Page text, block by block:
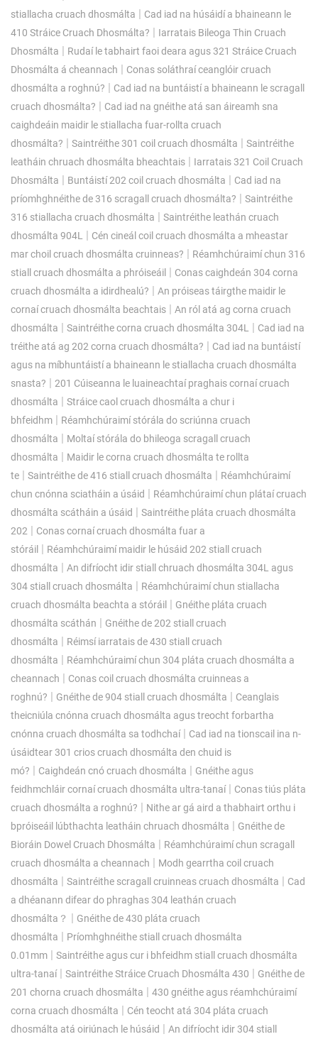
stiallacha cruach dhosmálta | Cad iad na húsáidí a bhaineann le
410 Stráice Cruach Dhosmálta? | Iarratais Bileoga Thin Cruach
Dhosmálta | Rudaí le tabhairt faoi deara agus 321 Stráice Cruach
Dhosmálta á cheannach | Conas soláthraí ceanglóir cruach
dhosmálta a roghnú? | Cad iad na buntáistí a bhaineann le scragall
cruach dhosmálta? | Cad iad na gnéithe atá san áireamh sna
caighdeáin maidir le stiallacha fuar-rollta cruach
dhosmálta? | Saintréithe 301 coil cruach dhosmálta | Saintréithe
leatháin chruach dhosmálta bheachtais | Iarratais 321 Coil Cruach
Dhosmálta | Buntáistí 202 coil cruach dhosmálta | Cad iad na
príomhghnéithe de 316 scragall cruach dhosmálta? | Saintréithe
316 stiallacha cruach dhosmálta | Saintréithe leathán cruach
dhosmálta 904L
| Cén cineál coil cruach dhosmálta a mheastar
mar choil cruach dhosmálta cruinneas? | Réamhchúraimí chun 316
stiall cruach dhosmálta a phróiseáil | Conas caighdeán 304 corna
cruach dhosmálta a idirdhealú? | An próiseas táirgthe maidir le
cornaí cruach dhosmálta beachtais | An ról atá ag corna cruach
dhosmálta | Saintréithe corna cruach dhosmálta 304L | Cad iad na
tréithe atá ag 202 corna cruach dhosmálta? | Cad iad na buntáistí
agus na míbhuntáistí a bhaineann le stiallacha cruach dhosmálta
snasta? | 201 Cúiseanna le luaineachtaí praghais cornaí cruach
dhosmálta | Stráice caol cruach dhosmálta a chur i
bhfeidhm | Réamhchúraimí stórála do scriúnna cruach
dhosmálta | Moltaí stórála do bhileoga scragall cruach
dhosmálta | Maidir le corna cruach dhosmálta te rollta
te | Saintréithe de 416 stiall cruach dhosmálta | Réamhchúraimí
chun cnónna sciatháin a úsáid | Réamhchúraimí chun plátaí cruach
dhosmálta scátháin a úsáid | Saintréithe pláta cruach dhosmálta
202 | Conas cornaí cruach dhosmálta fuar a
stóráil | Réamhchúraimí maidir le húsáid 202 stiall cruach
dhosmálta | An difríocht idir stiall chruach dhosmálta 304L agus
304 stiall cruach dhosmálta | Réamhchúraimí chun stiallacha
cruach dhosmálta beachta a stóráil | Gnéithe pláta cruach
dhosmálta scáthán | Gnéithe de 202 stiall cruach
dhosmálta | Réimsí iarratais de 430 stiall cruach
dhosmálta | Réamhchúraimí chun 304 pláta cruach dhosmálta a
cheannach | Conas coil cruach dhosmálta cruinneas a
roghnú? | Gnéithe de 904 stiall cruach dhosmálta | Ceanglais
theicniúla cnónna cruach dhosmálta agus treocht forbartha
cnónna cruach dhosmálta sa todhchaí| Cad iad na tionscail ina n-
úsáidtear 301 crios cruach dhosmálta den chuid is
mó? | Caighdeán cnó cruach dhosmálta | Gnéithe agus
feidhmchláir cornaí cruach dhosmálta ultra-tanaí| Conas tiús pláta
cruach dhosmálta a roghnú? | Nithe ​​ar gá aird a thabhairt orthu i
bpróiseáil lúbthachta leatháin chruach dhosmálta | Gnéithe de
Bioráin Dowel Cruach Dhosmálta | Réamhchúraimí chun scragall
cruach dhosmálta a cheannach | Modh gearrtha coil cruach
dhosmálta | Saintréithe scragall cruinneas cruach dhosmálta | Cad
a dhéanann difear do phraghas 304 leathán cruach
dhosmálta？ | Gnéithe de 430 pláta cruach
dhosmálta | Príomhghnéithe stiall cruach dhosmálta
0.01mm | Saintréithe agus cur i bhfeidhm stiall cruach dhosmálta
ultra-tanaí| Saintréithe Stráice Cruach Dhosmálta 430 | Gnéithe de
201 chorna cruach dhosmálta | 430 gnéithe agus réamhchúraimí
corna cruach dhosmálta | Cén teocht atá 304 pláta cruach
dhosmálta atá oiriúnach le húsáid | An difríocht idir 304 stiall